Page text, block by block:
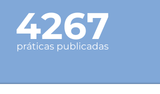
4267
práticas publicadas